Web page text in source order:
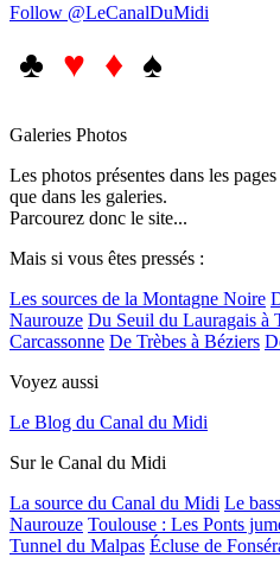
Follow @LeCanalDuMidi
♣ ♥ ♦ ♠
Galeries Photos
Les photos présentes dans les
que dans les galeries.
Parcourez donc le site...
Mais si vous êtes pressés :
Les sources de la Montagne Noire
Naurouze Du Seuil du Lauragais à
Carcassonne De Trèbes à Béziers
Voyez aussi
Le Blog du Canal du Midi
Sur le Canal du Midi
La source du Canal du Midi Le
Naurouze Toulouse : Les Ponts
Tunnel du Malpas Écluse de